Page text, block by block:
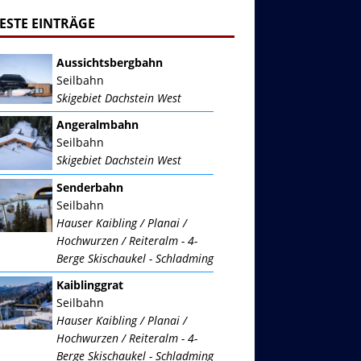
EINTRÄGE
Aussichtsbergbahn
Seilbahn
Skigebiet Dachstein West
Angeralmbahn
Seilbahn
Skigebiet Dachstein West
Senderbahn
Seilbahn
Hauser Kaibling / Planai /
Hochwurzen / Reiteralm - 4-
Berge Skischaukel - Schladming
Kaiblinggrat
Seilbahn
Hauser Kaibling / Planai /
Hochwurzen / Reiteralm - 4-
Berge Skischaukel - Schladming